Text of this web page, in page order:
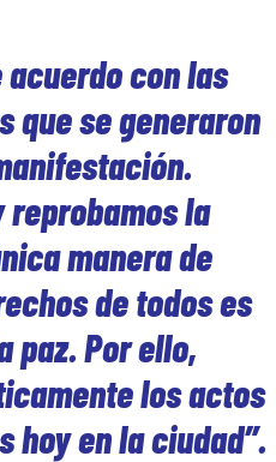
acuerdo con las
que se generaron
reprobamos la
manera de
de todos es
paz. Por ello,
los actos
hoy en la ciudad”.